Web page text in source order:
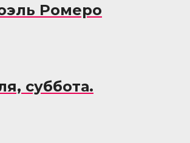
Ромеро
суббота.